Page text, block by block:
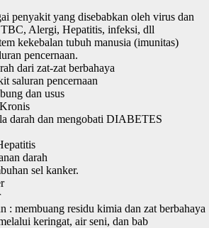
penyakit yang disebabkan oleh virus dan
Alergi, Hepatitis, infeksi, dll
kekebalan tubuh manusia (imunitas)
pencernaan.
dari zat-zat berbahaya
saluran pencernaan
dan usus
darah dan mengobati DIABETES
darah
sel kanker.
: membuang residu kimia dan zat berbahaya
keringat, air seni, dan bab